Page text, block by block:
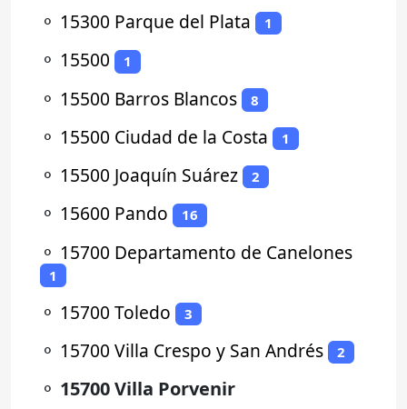
⚬ 15300 Parque del Plata 1
⚬ 15500 1
⚬ 15500 Barros Blancos 8
⚬ 15500 Ciudad de la Costa 1
⚬ 15500 Joaquín Suárez 2
⚬ 15600 Pando 16
⚬ 15700 Departamento de Canelones
1
⚬ 15700 Toledo 3
⚬ 15700 Villa Crespo y San Andrés 2
⚬ 15700 Villa Porvenir